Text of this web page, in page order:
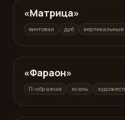
винтовая
«Матрица»
винтовая дуб вертикальные
П-образная
«Фараон»
П-образная ясень